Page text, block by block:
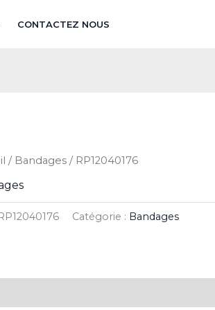
CONTACTEZ NOUS
/ Bandages / RP12040176
RP12040176 Catégorie : Bandages